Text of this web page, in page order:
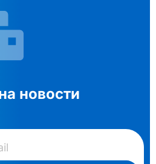
новости